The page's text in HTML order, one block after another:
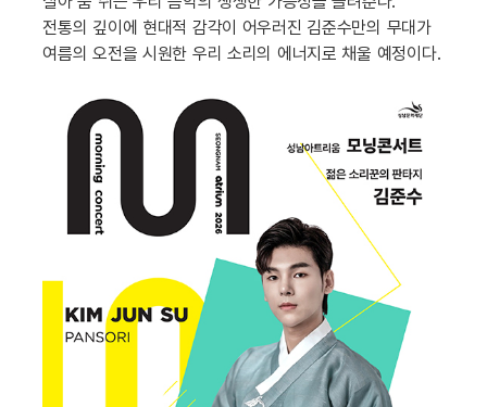
전통의 깊이에 현대적 감각이 어우러진 김준수만의 무대가
여름의 오전을 시원한 우리 소리의 에너지로 채울 예정이다.